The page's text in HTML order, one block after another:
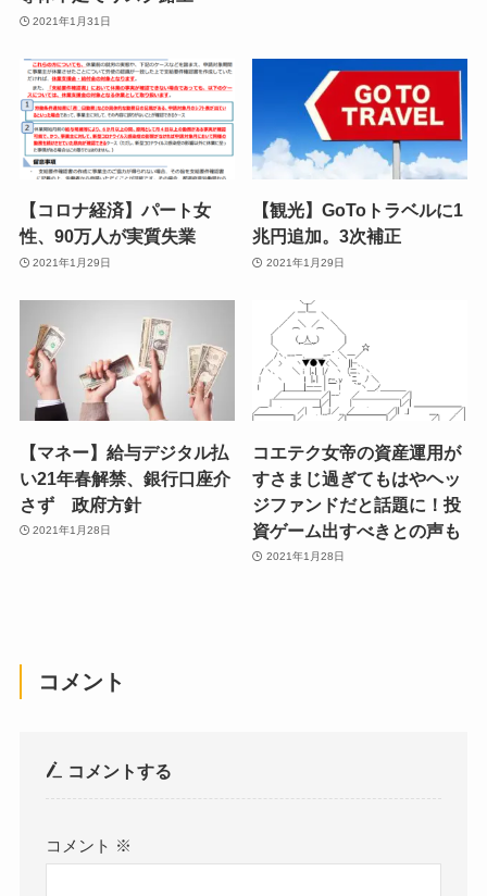
2021年1月31日
【コロナ経済】パート女
性、90万人が実質失業
2021年1月29日
【観光】GoToトラベルに1
兆円追加。3次補正
2021年1月29日
【マネー】給与デジタル払
い21年春解禁、銀行口座介
さず 政府方針
2021年1月28日
コエテク女帝の資産運用が
すさまじ過ぎてもはやヘッ
ジファンドだと話題に！投
資ゲーム出すべきとの声も
2021年1月28日
コメント
コメントする
コメント ※